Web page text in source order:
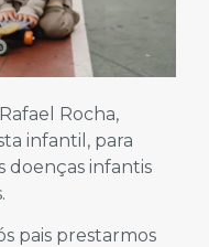
Rocha,
infantil, para
doenças infantis
pais prestarmos